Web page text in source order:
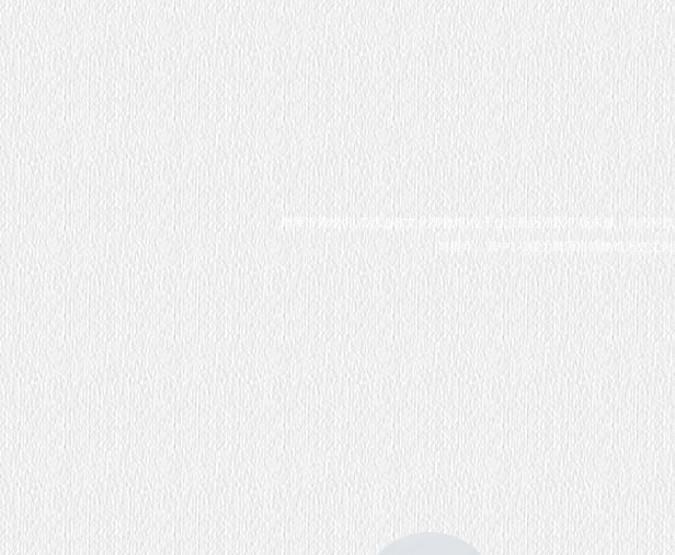
鹰潭市博物馆(江西道教文化博物馆)位于信江新区市民广场东侧，与市科
时展厅。其中1-2楼为鹰潭市博物馆历史文